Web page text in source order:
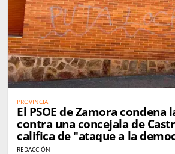
PROVINCIA
El PSOE de Zamora condena
contra una concejala de
califica de "ataque a la
REDACCIÓN